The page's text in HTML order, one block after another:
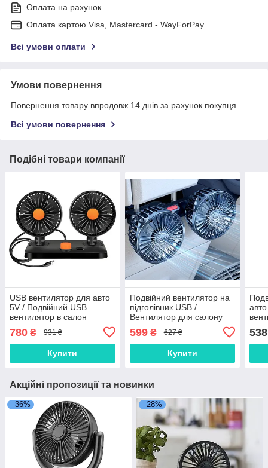
Оплата на рахунок
Оплата картою Visa, Mastercard - WayForPay
Всі умови оплати
Умови повернення
Повернення товару впродовж 14 днів за рахунок покупця
Всі умови повернення
Подібні товари компанії
USB вентилятор для авто
5V / Подвійний USB
вентилятор в салон
Автомобільний
вентилятор подвійний 5V
780 ₴ 931 ₴
Купити
Подвійний вентилятор на
підголівник USB /
Вентилятор для салону
потоком / Вентилятор для
літа в авто
599₴ 627 ₴
Купити
24V
538
Акційні пропозиції та новинки
–36% –28%